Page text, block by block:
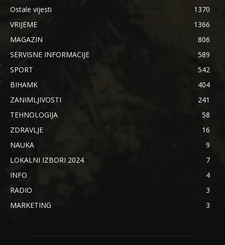
Ostale vijesti
1370
VRIJEME
1366
MAGAZIN
806
SERVISNE INFORMACIJE
589
SPORT
542
BIHAMK
404
ZANIMLJIVOSTI
241
TEHNOLOGIJA
58
ZDRAVLJE
16
NAUKA
9
LOKALNI IZBORI 2024.
7
INFO
4
RADIO
3
MARKETING
3